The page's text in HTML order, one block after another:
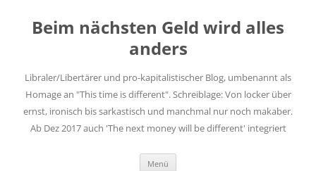
springen
Beim nächsten Geld wird alles
anders
Libraler/Libertärer und pro-kapitalistischer Blog, umbenannt als
Homage an "This time is different". Schreiblage: Von locker über
ernst, ironisch bis sarkastisch und manchmal nur noch makaber.
Ab Dez 2017 auch 'The next money will be different' integriert
Menü